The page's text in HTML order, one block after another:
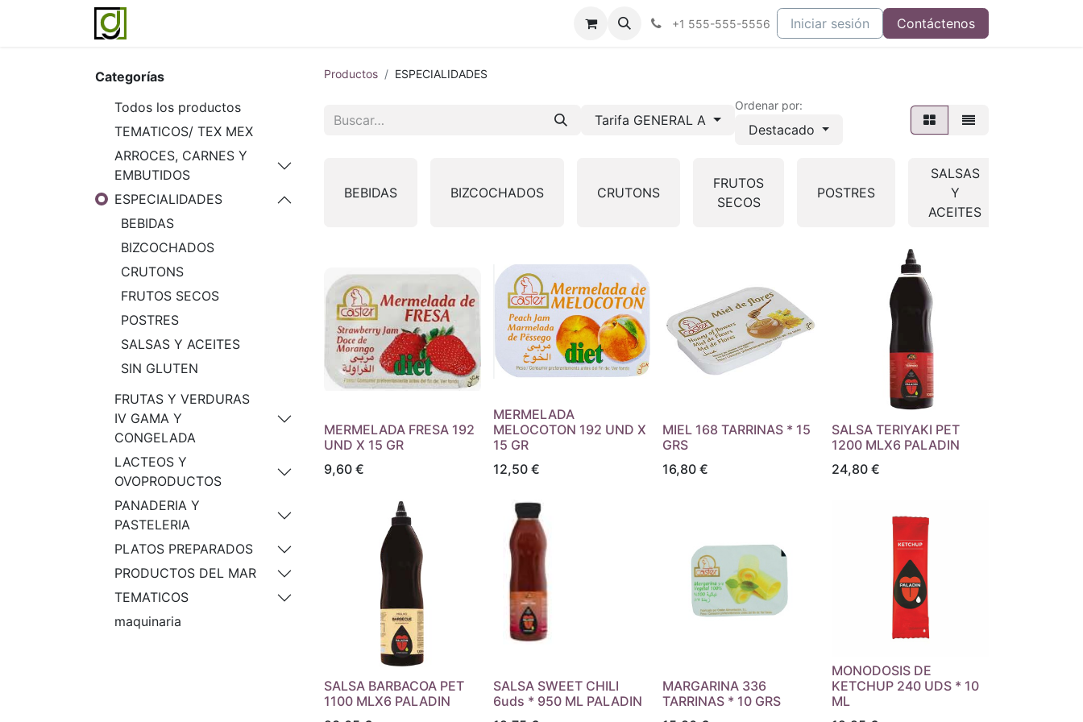
Blog Contáctenos
+1 555-555-5556 Iniciar sesión Contáctenos
Categorías
Todos los productos
TEMATICOS/ TEX MEX
ARROCES, CARNES Y
EMBUTIDOS
ESPECIALIDADES
BEBIDAS
BIZCOCHADOS
CRUTONS
FRUTOS SECOS
POSTRES
SALSAS Y ACEITES
SIN GLUTEN
FRUTAS Y VERDURAS
IV GAMA Y
CONGELADA
LACTEOS Y
OVOPRODUCTOS
PANADERIA Y
PASTELERIA
PLATOS PREPARADOS
PRODUCTOS DEL MAR
TEMATICOS
maquinaria
Productos ESPECIALIDADES
Tarifa GENERAL A
Ordenar por:
Destacado
BEBIDAS BIZCOCHADOS CRUTONS
FRUTOS
SECOS
POSTRES
SALSAS
Y
ACEITES
MERMELADA FRESA 192
UND X 15 GR
9,60 €
MERMELADA
MELOCOTON 192 UND X
15 GR
12,50 €
MIEL 168 TARRINAS * 15
GRS
16,80 €
SALSA TERIYAKI PET
1200 MLX6 PALADIN
24,80 €
SALSA BARBACOA PET
1100 MLX6 PALADIN
SALSA SWEET CHILI
6uds * 950 ML PALADIN
MARGARINA 336
TARRINAS * 10 GRS
MONODOSIS DE
KETCHUP 240 UDS * 10
ML